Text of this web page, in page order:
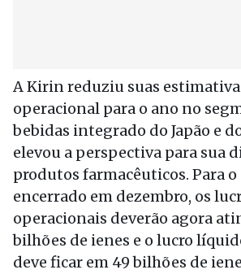
A Kirin reduziu suas
operacional para o ano no
bebidas integrado do Japão e
elevou a perspectiva para sua
produtos farmacêuticos. Para
encerrado em dezembro, os
operacionais deverão agora
bilhões de ienes e o lucro
deve ficar em 49 bilhões de